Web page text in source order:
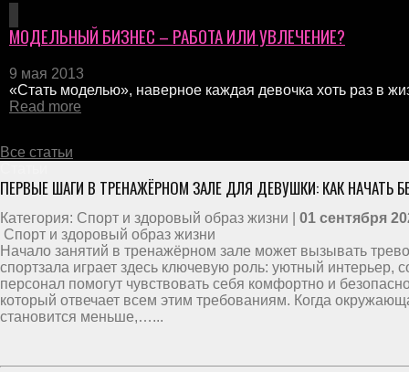
МОДЕЛЬНЫЙ БИЗНЕС – РАБОТА ИЛИ УВЛЕЧЕНИЕ?
9 мая 2013
«Стать моделью», наверное каждая девочка хоть раз в
Read more
Все статьи
ПЕРВЫЕ ШАГИ В ТРЕНАЖЁРНОМ ЗАЛЕ ДЛЯ ДЕВУШКИ: КАК НАЧАТЬ
Категория: Спорт и здоровый образ жизни | 01 сентября
Спорт и здоровый образ жизни
Начало занятий в тренажёрном зале может вызывать
спортзала играет здесь ключевую роль: уютный
персонал помогут чувствовать себя комфортно и
который отвечает всем этим требованиям. Когда
становится меньше,…...